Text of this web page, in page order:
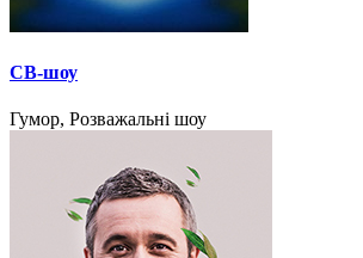
СВ-шоу
Гумор, Розважальні шоу